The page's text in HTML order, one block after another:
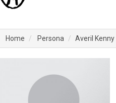
Home Persona Averil Kenny